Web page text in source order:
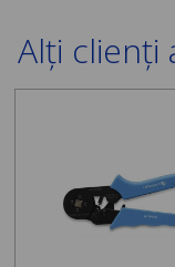
Alți clienți